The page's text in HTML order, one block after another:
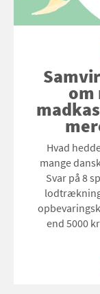
om
Hvad
mange
Svar på 8
end 5000